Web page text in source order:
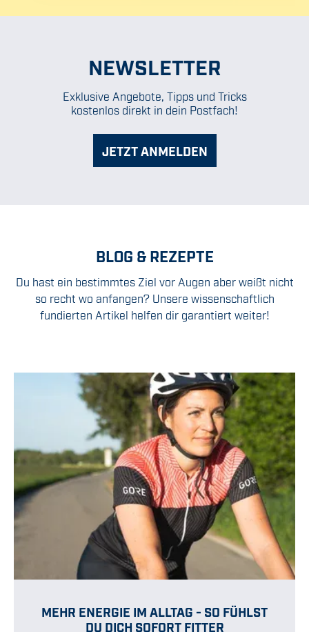
NEWSLETTER
Exklusive Angebote, Tipps und Tricks
kostenlos direkt in dein Postfach!
JETZT ANMELDEN
BLOG & REZEPTE
Du hast ein bestimmtes Ziel vor Augen aber weißt nicht
so recht wo anfangen? Unsere wissenschaftlich
fundierten Artikel helfen dir garantiert weiter!
MEHR ENERGIE IM ALLTAG - SO FÜHLST
DU DICH SOFORT FITTER